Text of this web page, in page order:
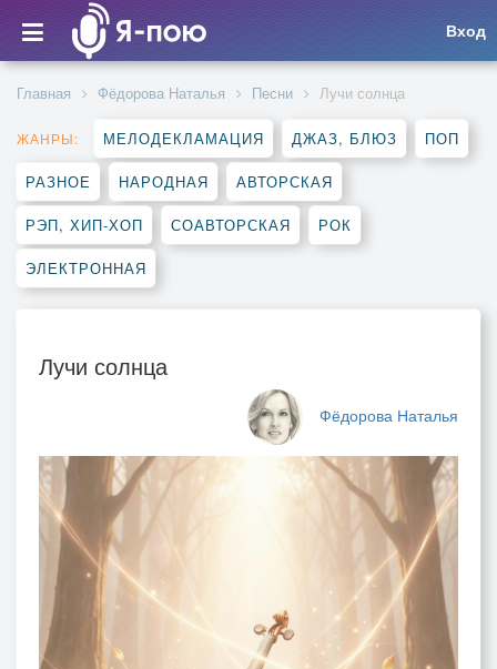
Вход
Главная Фёдорова Наталья Песни Лучи солнца
ЖАНРЫ: МЕЛОДЕКЛАМАЦИЯ ДЖАЗ, БЛЮЗ ПОП
РАЗНОЕ НАРОДНАЯ АВТОРСКАЯ
РЭП, ХИП-ХОП СОАВТОРСКАЯ РОК
ЭЛЕКТРОННАЯ
Лучи солнца
Фёдорова Наталья